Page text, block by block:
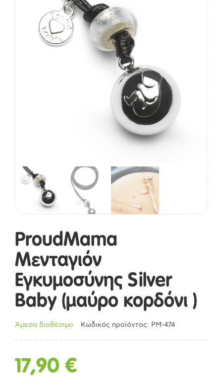
ProudMama
Μενταγιόν
Εγκυμοσύνης Silver
Baby (μαύρο κορδόνι )
Άμεσα διαθέσιμο Κωδικός προϊόντος: PM-474
17,90 €